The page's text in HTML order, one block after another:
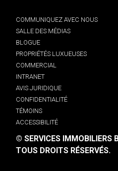
COMMUNIQUEZ AVEC NOUS
SALLE DES MÉDIAS
BLOGUE
PROPRIÉTÉS LUXUEUSES
COMMERCIAL
INTRANET
AVIS JURIDIQUE
CONFIDENTIALITÉ
TÉMOINS
ACCESSIBILITÉ
© SERVICES IMMOBILIERS
TOUS DROITS RÉSERVÉS.